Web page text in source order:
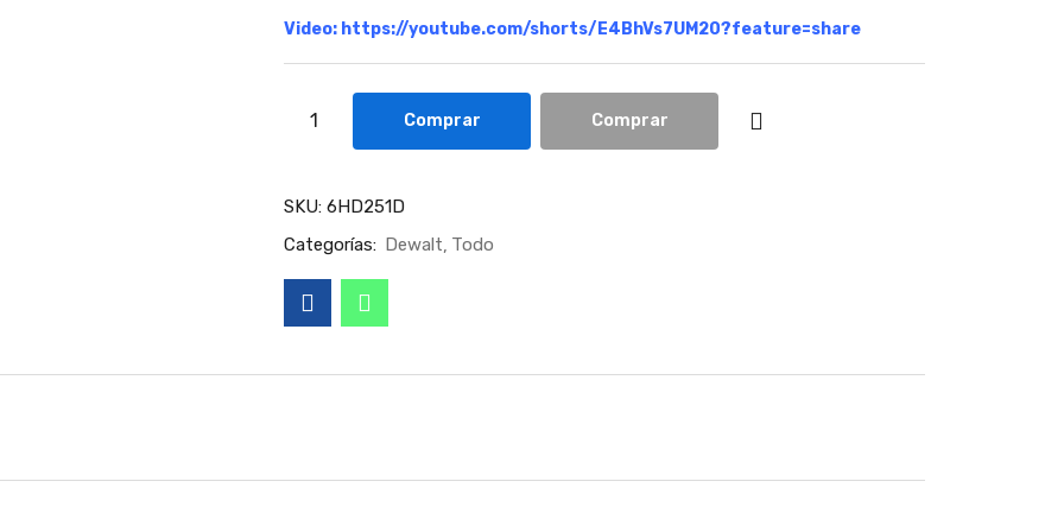
Video: https://youtube.com/shorts/E4BhVs7UM20?feature=share
Comprar Comprar
SKU: 6HD251D
Categorías: Dewalt Todo